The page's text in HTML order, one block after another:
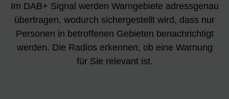
Im DAB+ Signal werden Warngebiete adressgenau
übertragen, wodurch sichergestellt wird, dass nur
Personen in betroffenen Gebieten benachrichtigt
werden. Die Radios erkennen, ob eine Warnung
für Sie relevant ist.